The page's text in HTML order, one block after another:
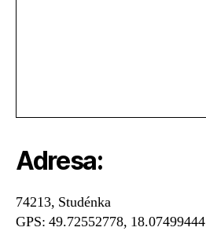
Adresa:
74213, Studénka
GPS: 49.72552778, 18.07499444